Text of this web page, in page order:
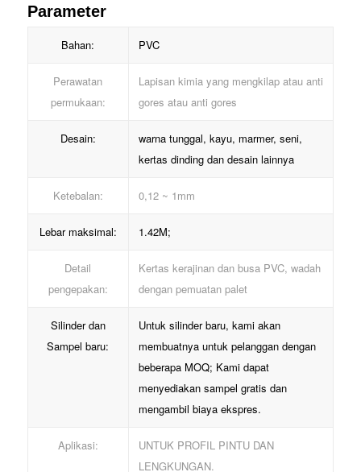
Parameter
Bahan: PVC
Perawatan
permukaan:
Lapisan kimia yang mengkilap atau anti
gores atau anti gores
Desain:
warna tunggal, kayu, marmer, seni,
kertas dinding dan desain lainnya
Ketebalan: 0,12 ~ 1mm
Lebar maksimal: 1.42M;
Detail
pengepakan:
Kertas kerajinan dan busa PVC, wadah
dengan pemuatan palet
Silinder dan
Sampel baru:
Untuk silinder baru, kami akan
membuatnya untuk pelanggan dengan
beberapa MOQ; Kami dapat
menyediakan sampel gratis dan
mengambil biaya ekspres.
Aplikasi:
UNTUK PROFIL PINTU DAN
LENGKUNGAN.